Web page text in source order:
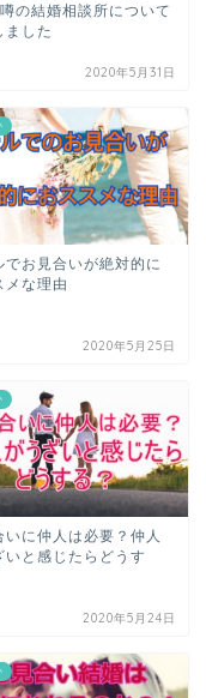
の結婚相談所について
ました
2020年5月31日
でお見合いが絶対的に
メな理由
2020年5月25日
いに仲人は必要？仲人
いと感じたらどうす
2020年5月24日